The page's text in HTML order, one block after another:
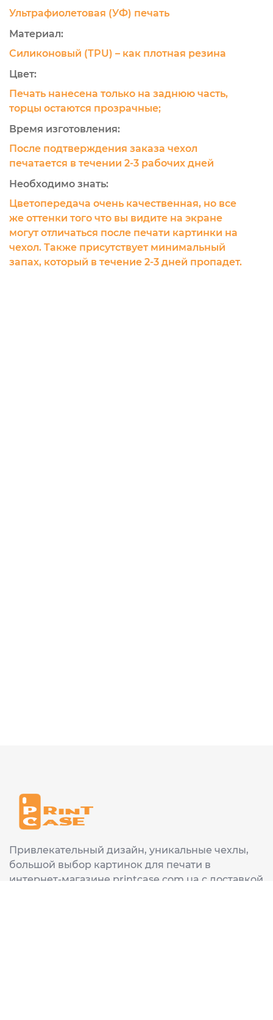
Ультрафиолетовая (УФ) печать
Материал:
Силиконовый (TPU) – как плотная резина
Цвет:
Печать нанесена только на заднюю часть,
торцы остаются прозрачные;
Время изготовления:
После подтверждения заказа чехол
печатается в течении 2-3 рабочих дней
Необходимо знать:
Цветопередача очень качественная, но все
же оттенки того что вы видите на экране
могут отличаться после печати картинки на
чехол. Также присутствует минимальный
запах, который в течение 2-3 дней пропадет.
Привлекательный дизайн, уникальные чехлы,
большой выбор картинок для печати в
интернет-магазине printcase.com.ua с доставкой